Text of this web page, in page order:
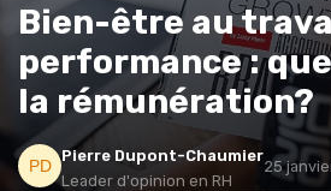
Bien-être au
performance :
la rémunération?
Pierre Dupont-Chaumier
Leader d'opinion en RH
25